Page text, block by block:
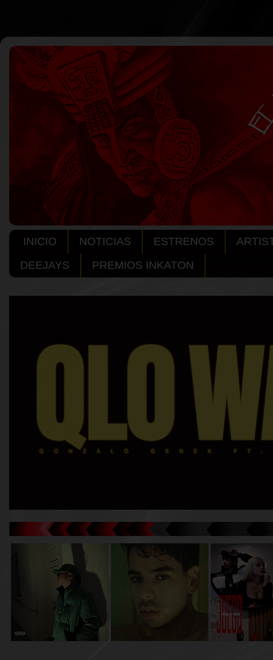
INICIO NOTICIAS ESTRENOS
DEEJAYS
PREMIOS INKATON